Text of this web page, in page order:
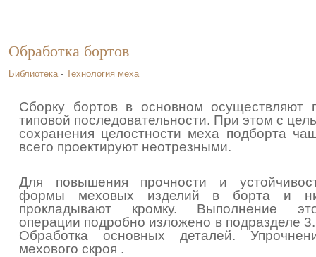
Обработка бортов
Библиотека - Технология меха
Сборку бортов в основном осуществляют
типовой последовательности. При этом с
сохранения целостности меха подборта
всего проектируют неотрезными.
Для повышения прочности и
формы меховых изделий в борта и
прокладывают кромку. Выполнение
операции подробно изложено в подразделе
Обработка основных деталей.
мехового скроя .